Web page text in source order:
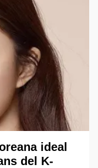
ideal
del K-